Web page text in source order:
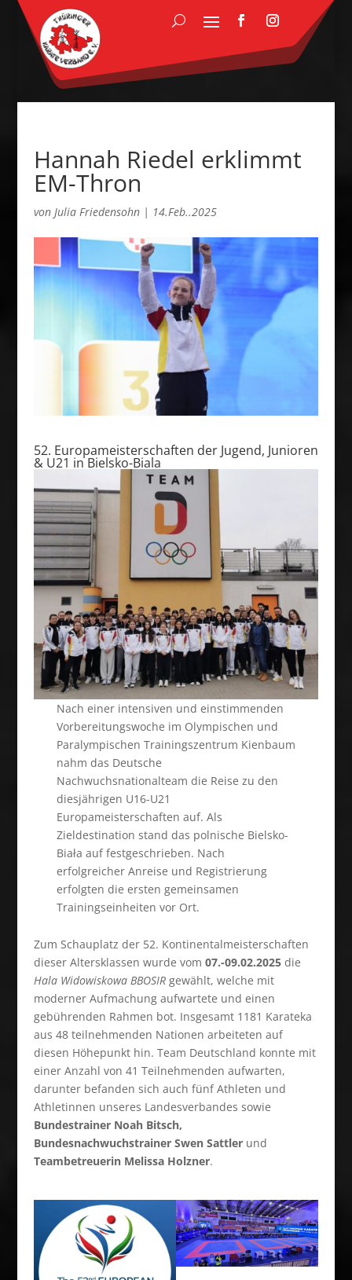
Hannah Riedel erklimmt
EM-Thron
von Julia Friedensohn| 14.Feb..2025
52. Europameisterschaften der Jugend, Junioren
& U21 in Bielsko-Biala
Nach einer intensiven und einstimmenden
Vorbereitungswoche im Olympischen und
Paralympischen Trainingszentrum Kienbaum
nahm das Deutsche
Nachwuchsnationalteam die Reise zu den
diesjährigen U16-U21
Europameisterschaften auf. Als
Zieldestination stand das polnische Bielsko-
Biała auf festgeschrieben. Nach
erfolgreicher Anreise und Registrierung
erfolgten die ersten gemeinsamen
Trainingseinheiten vor Ort.
Zum Schauplatz der 52. Kontinentalmeisterschaften
dieser Altersklassen wurde vom 07.-09.02.2025die
Hala Widowiskowa BBOSIRgewählt, welche mit
moderner Aufmachung aufwartete und einen
gebührenden Rahmen bot. Insgesamt 1181 Karateka
aus 48 teilnehmenden Nationen arbeiteten auf
diesen Höhepunkt hin. Team Deutschland konnte mit
einer Anzahl von 41 Teilnehmenden aufwarten,
darunter befanden sich auch fünf Athleten und
Athletinnen unseres Landesverbandes sowie
Bundestrainer Noah Bitsch,
Bundesnachwuchstrainer Swen Sattlerund
Teambetreuerin Melissa Holzner.